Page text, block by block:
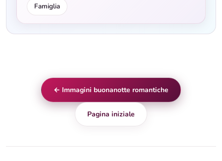
Famiglia
← Immagini buonanotte romantiche
Pagina iniziale